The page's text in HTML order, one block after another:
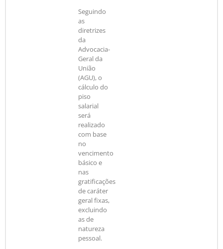
Seguindo
as
diretrizes
da
Advocacia-
Geral da
União
(AGU), o
cálculo do
piso
salarial
será
realizado
com base
no
vencimento
básico e
nas
gratificações
de caráter
geral fixas,
excluindo
as de
natureza
pessoal.